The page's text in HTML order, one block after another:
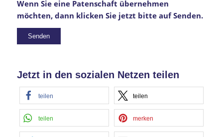
Wenn Sie eine Patenschaft übernehmen
möchten, dann klicken Sie jetzt bitte auf Senden.
Jetzt in den sozialen Netzen teilen
teilen teilen
teilen merken